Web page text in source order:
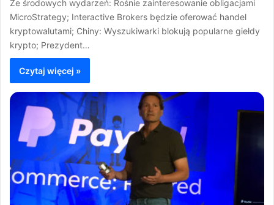
Ze środowych wydarzeń: Rośnie zainteresowanie obligacjami
MicroStrategy; Interactive Brokers będzie oferować handel
kryptowalutami; Chiny: Wyszukiwarki blokują popularne giełdy
krypto; Prezydent…
Czytaj więcej »